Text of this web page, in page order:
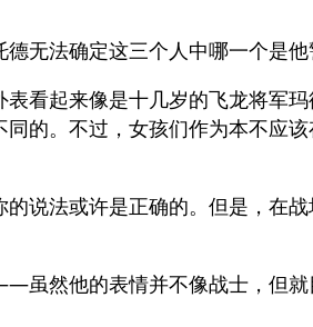
无法确定这三个人中哪一个是他
看起来像是十几岁的飞龙将军
的。不过，女孩们作为本不应
的说法或许是正确的。但是，在
虽然他的表情并不像战士，但